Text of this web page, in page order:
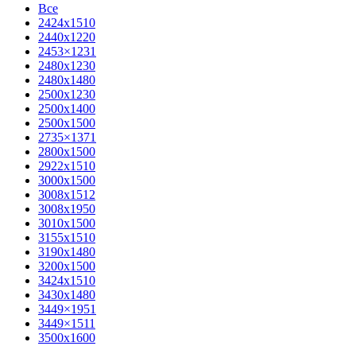
Все
2424х1510
2440х1220
2453×1231
2480х1230
2480х1480
2500х1230
2500х1400
2500х1500
2735×1371
2800х1500
2922х1510
3000х1500
3008х1512
3008х1950
3010х1500
3155х1510
3190х1480
3200х1500
3424х1510
3430х1480
3449×1951
3449×1511
3500x1600